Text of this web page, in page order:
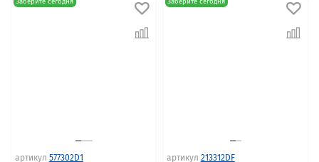
артикул 577302D1 артикул 213312DF